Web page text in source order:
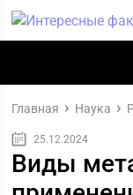
Главная Наука
25.12.2024
Виды